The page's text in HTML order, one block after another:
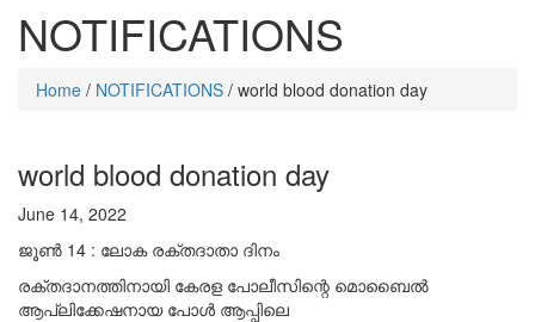
NOTIFICATIONS
Home / NOTIFICATIONS / world blood donation day
world blood donation day
June 14, 2022
ജൂൺ 14 : ലോക രക്തദാതാ ദിനം
രക്തദാനത്തിനായി കേരള പോലീസിന്റെ മൊബൈൽ
ആപ്ലിക്കേഷനായ പോൾ ആപ്പിലെ